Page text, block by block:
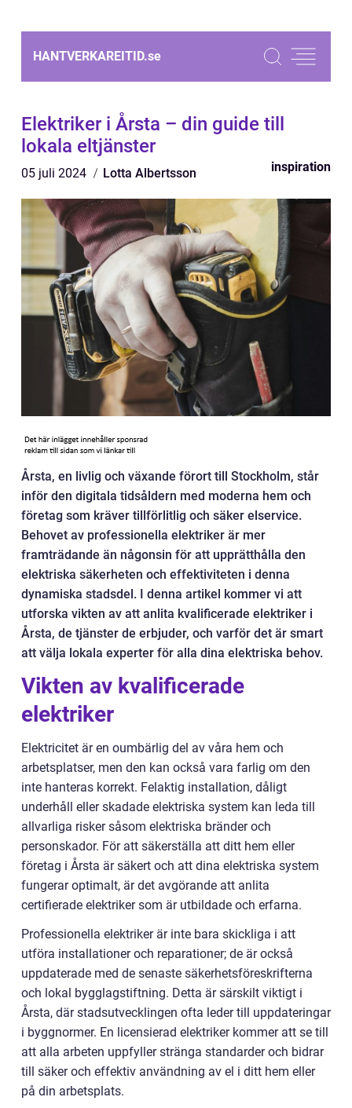
HANTVERKAREITID.se
Elektriker i Årsta – din guide till
lokala eltjänster
05 juli 2024 Lotta Albertsson inspiration
Årsta, en livlig och växande förort till Stockholm, står
inför den digitala tidsåldern med moderna hem och
företag som kräver tillförlitlig och säker elservice.
Behovet av professionella elektriker är mer
framträdande än någonsin för att upprätthålla den
elektriska säkerheten och effektiviteten i denna
dynamiska stadsdel. I denna artikel kommer vi att
utforska vikten av att anlita kvalificerade elektriker i
Årsta, de tjänster de erbjuder, och varför det är smart
att välja lokala experter för alla dina elektriska behov.
Vikten av kvalificerade
elektriker
Elektricitet är en oumbärlig del av våra hem och
arbetsplatser, men den kan också vara farlig om den
inte hanteras korrekt. Felaktig installation, dåligt
underhåll eller skadade elektriska system kan leda till
allvarliga risker såsom elektriska bränder och
personskador. För att säkerställa att ditt hem eller
företag i Årsta är säkert och att dina elektriska system
fungerar optimalt, är det avgörande att anlita
certifierade elektriker som är utbildade och erfarna.
Professionella elektriker är inte bara skickliga i att
utföra installationer och reparationer; de är också
uppdaterade med de senaste säkerhetsföreskrifterna
och lokal bygglagstiftning. Detta är särskilt viktigt i
Årsta, där stadsutvecklingen ofta leder till uppdateringar
i byggnormer. En licensierad elektriker kommer att se till
att alla arbeten uppfyller stränga standarder och bidrar
till säker och effektiv användning av el i ditt hem eller
på din arbetsplats.